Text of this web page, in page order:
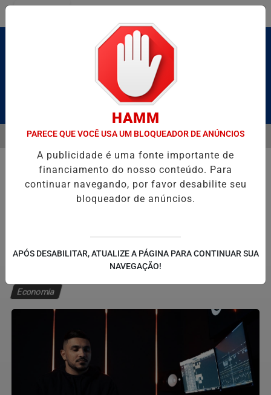
Pesquisar Notícia
HOMENAGEIA UZIEL BUENO NO TERRAÇO MINEIRO D' GUST
EM ALTA
MENU
Economia
HAMM
PARECE QUE VOCÊ USA UM BLOQUEADOR DE ANÚNCIOS
A publicidade é uma fonte importante de
financiamento do nosso conteúdo. Para
continuar navegando, por favor desabilite seu
bloqueador de anúncios.
APÓS DESABILITAR, ATUALIZE A PÁGINA PARA CONTINUAR SUA
NAVEGAÇÃO!